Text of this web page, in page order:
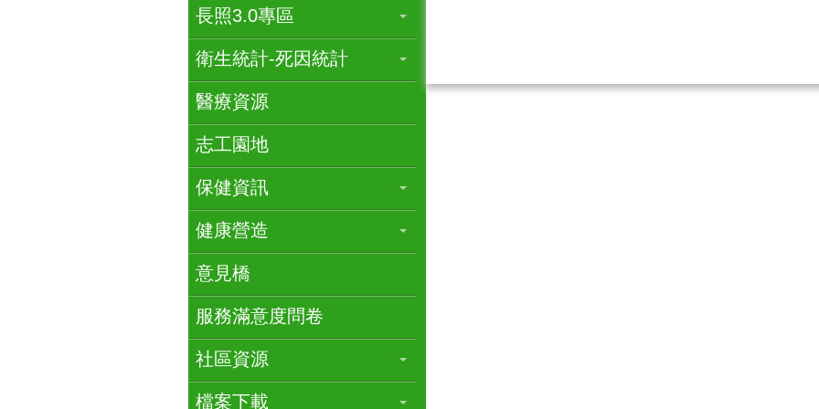
長照3.0專區
衛生統計-死因統計
醫療資源
志工園地
保健資訊
健康營造
意見橋
服務滿意度問卷
社區資源
檔案下載